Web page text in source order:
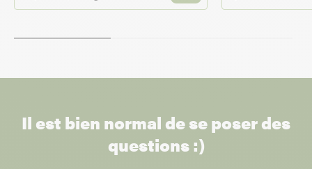
Il est bien normal de se poser des
questions :)